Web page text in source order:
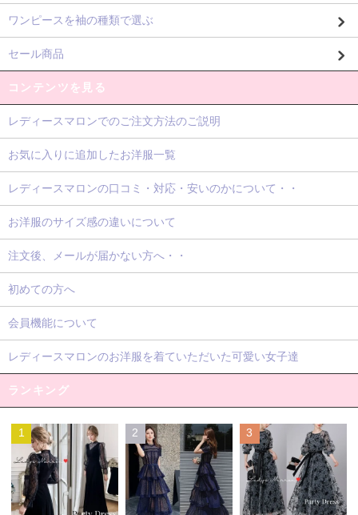
ワンピースを袖の種類で選ぶ
セール商品
コンテンツを見る
レディースマロンでのご注文方法のご説明
お気に入りに追加したお洋服一覧
レディースマロンの口コミ・対応・安いのかについて・・
お洋服のサイズ感の違いについて
注文後、メールが届かない方へ・・
初めての方へ
会員機能について
レディースマロンのお洋服を着ていただいた可愛い女子達
ランキング
1 2 3